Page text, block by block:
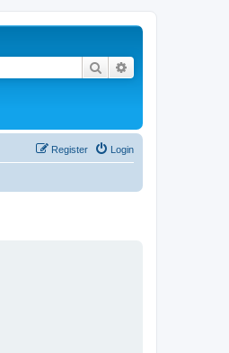
Search
Login
Register